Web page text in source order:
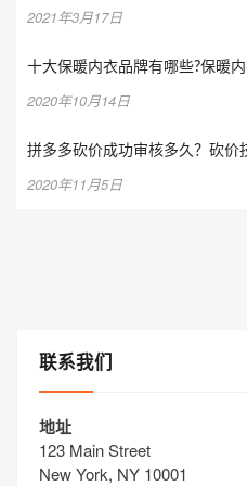
2021年3月17日
十大保暖内衣品牌有哪些?保暖
2020年10月14日
拼多多砍价成功审核多久？砍价
2020年11月5日
联系我们
地址
123 Main Street
New York, NY 10001